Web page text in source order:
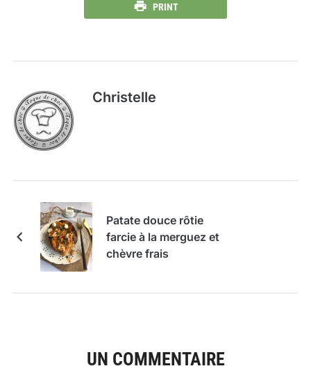
PRINT
Christelle
Patate douce rôtie
farcie à la merguez et
chèvre frais
UN COMMENTAIRE